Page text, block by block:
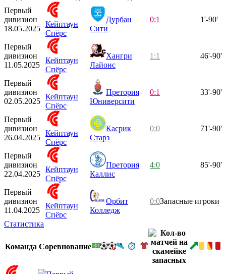
Первый
дивизион
18.05.2025
Кейптаун
Спёрс
Дурбан
Сити
0:1 1'-90'
Первый
дивизион
11.05.2025
Кейптаун
Спёрс
Хангри
Лайонс
1:1 46'-90'
Первый
дивизион
02.05.2025
Кейптаун
Спёрс
Претория
Юниверсити
0:1 33'-90'
Первый
дивизион
26.04.2025
Кейптаун
Спёрс
Касрик
Старз
0:0 71'-90'
Первый
дивизион
22.04.2025
Кейптаун
Спёрс
Претория
Каллис
4:0 85'-90'
Первый
дивизион
11.04.2025
Кейптаун
Спёрс
Орбит
Колледж
0:0Запасные игроки
Статистика
Команда Соревнование